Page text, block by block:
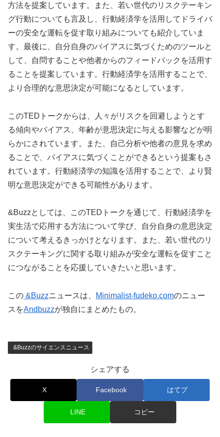
方法を提案しています。また、若い世代のリスクテーキン
グ行動についても言及し、行動経済学を活用してドライバ
ーの安全な運転を促す取り組みについても紹介していま
す。最後に、自分自身のバイアスに気づくためのツールと
して、自問することや他者からのフィードバックを活用す
ることを提案しています。行動経済学を活用することで、
より合理的な意思決定が可能になるとしています。
このTEDトークからは、人々がリスクを回避しようとす
る傾向やバイアス、年齢が意思決定に与える影響などが明
らかにされています。また、自己分析や他者の意見を求め
ることで、バイアスに気づくことができるという提案もさ
れています。行動経済学の知識を活用することで、より賢
明な意思決定ができる可能性があります。
&Buzzとしては、このTEDトークを通じて、行動経済学を
実生活で応用する方法について学び、自分自身の意思決定
について考えるきっかけとなります。また、若い世代のリ
スクテーキングに関する取り組みが安全な運転を促すこと
につながることを応援していきたいと思います。
この &Buzzニュースは、 Minimalist-fudeko.comのニュー
スをAndbuzzが独自にまとめたもの。
&Buzzのサイエンスニュース
シェアする
X Facebook はてブ
LINE コピー